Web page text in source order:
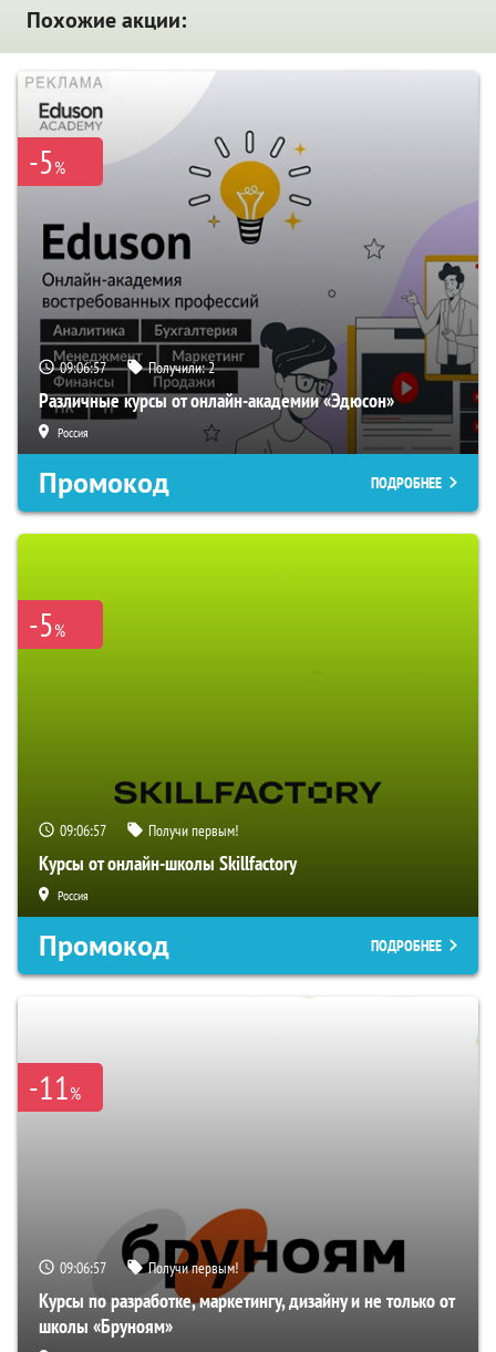
Похожие акции:
-5%
09:06:56 Получили:2
Различные курсы от онлайн-академии «Эдюсон»
Россия
Промокод ПОДРОБНЕЕ
-5%
09:06:56 Получи первым!
Курсы от онлайн-школы Skillfactory
Россия
Промокод ПОДРОБНЕЕ
-11%
09:06:56 Получи первым!
Курсы по разработке, маркетингу, дизайну и не только от
школы «Бруноям»